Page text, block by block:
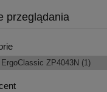
przeglądania
ErgoClassic ZP4043N (1)